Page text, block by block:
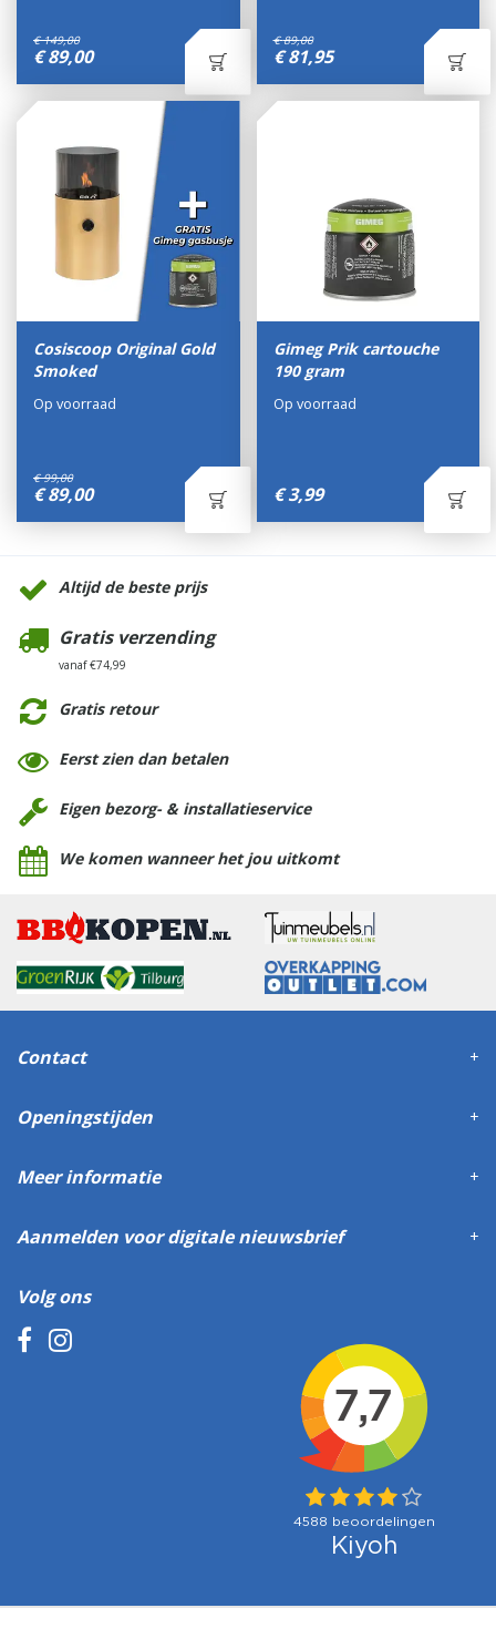
€ 149,00
€ 89,00
€ 89,00
€ 81,95
Cosiscoop Original Gold
Smoked
€ 99,00
€ 89,00
Op voorraad
Gimeg Prik cartouche
190 gram
€ 3,99
Op voorraad
Altijd de beste prijs
Gratis verzending
vanaf €74,99
Gratis retour
Eerst zien dan betalen
Eigen bezorg- & installatieservice
We komen wanneer het jou uitkomt
Contact
Volg ons
Openingstijden
Meer informatie
Aanmelden voor digitale nieuwsbrief